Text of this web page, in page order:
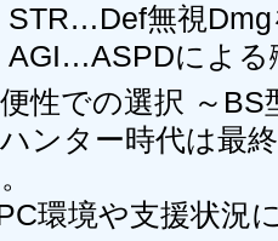
STR…Def無視Dmg
AGI…ASPDによる
性での選択 ～
ンター時代は最
環境や支援状況